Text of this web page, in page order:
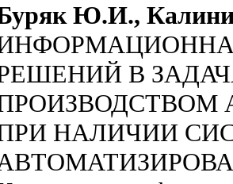
Ю.И.,
В
НАЛИЧИИ